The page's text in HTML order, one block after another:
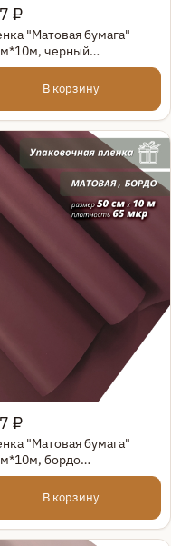
просмотр
₽
"Матовая бумага"
черный
В корзину
просмотр
₽
"Матовая бумага"
бордо
В корзину